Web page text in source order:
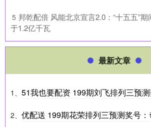
5 邦乾配倍 风能北京宣言2.0：“十五五”
于1.2亿千瓦
最新文章
1、 51我也要配资 199期刘飞排列三预
2、 优配送 199期花荣排列三预测奖号